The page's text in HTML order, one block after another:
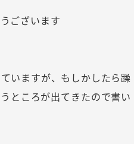
ございます
いますが、もしかしたら躁
ところが出てきたので書い